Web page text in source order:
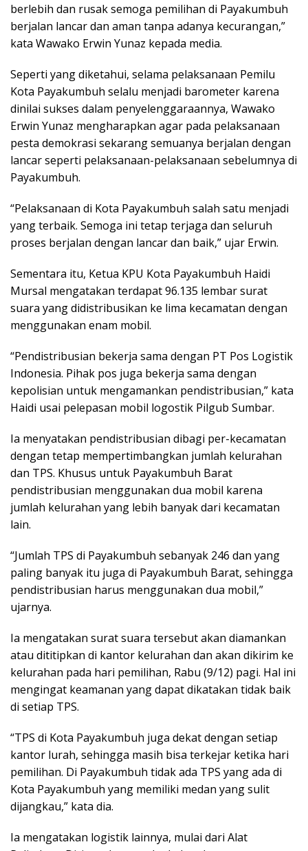
berlebih dan rusak semoga pemilihan di Payakumbuh
berjalan lancar dan aman tanpa adanya kecurangan,”
kata Wawako Erwin Yunaz kepada media.
Seperti yang diketahui, selama pelaksanaan Pemilu
Kota Payakumbuh selalu menjadi barometer karena
dinilai sukses dalam penyelenggaraannya, Wawako
Erwin Yunaz mengharapkan agar pada pelaksanaan
pesta demokrasi sekarang semuanya berjalan dengan
lancar seperti pelaksanaan-pelaksanaan sebelumnya di
Payakumbuh.
“Pelaksanaan di Kota Payakumbuh salah satu menjadi
yang terbaik. Semoga ini tetap terjaga dan seluruh
proses berjalan dengan lancar dan baik,” ujar Erwin.
Sementara itu, Ketua KPU Kota Payakumbuh Haidi
Mursal mengatakan terdapat 96.135 lembar surat
suara yang didistribusikan ke lima kecamatan dengan
menggunakan enam mobil.
“Pendistribusian bekerja sama dengan PT Pos Logistik
Indonesia. Pihak pos juga bekerja sama dengan
kepolisian untuk mengamankan pendistribusian,” kata
Haidi usai pelepasan mobil logostik Pilgub Sumbar.
Ia menyatakan pendistribusian dibagi per-kecamatan
dengan tetap mempertimbangkan jumlah kelurahan
dan TPS. Khusus untuk Payakumbuh Barat
pendistribusian menggunakan dua mobil karena
jumlah kelurahan yang lebih banyak dari kecamatan
lain.
“Jumlah TPS di Payakumbuh sebanyak 246 dan yang
paling banyak itu juga di Payakumbuh Barat, sehingga
pendistribusian harus menggunakan dua mobil,”
ujarnya.
Ia mengatakan surat suara tersebut akan diamankan
atau dititipkan di kantor kelurahan dan akan dikirim ke
kelurahan pada hari pemilihan, Rabu (9/12) pagi. Hal ini
mengingat keamanan yang dapat dikatakan tidak baik
di setiap TPS.
“TPS di Kota Payakumbuh juga dekat dengan setiap
kantor lurah, sehingga masih bisa terkejar ketika hari
pemilihan. Di Payakumbuh tidak ada TPS yang ada di
Kota Payakumbuh yang memiliki medan yang sulit
dijangkau,” kata dia.
Ia mengatakan logistik lainnya, mulai dari Alat